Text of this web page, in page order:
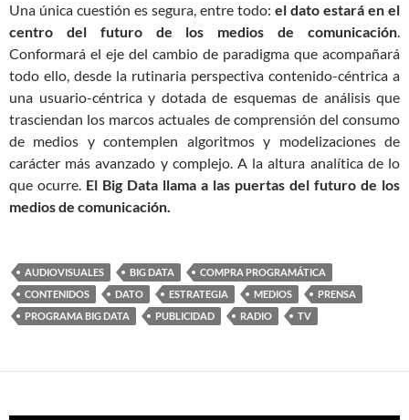
Una única cuestión es segura, entre todo: el dato estará en el
centro del futuro de los medios de comunicación.
Conformará el eje del cambio de paradigma que acompañará
todo ello, desde la rutinaria perspectiva contenido-céntrica a
una usuario-céntrica y dotada de esquemas de análisis que
trasciendan los marcos actuales de comprensión del consumo
de medios y contemplen algoritmos y modelizaciones de
carácter más avanzado y complejo. A la altura analítica de lo
que ocurre. El Big Data llama a las puertas del futuro de los
medios de comunicación.
AUDIOVISUALES BIG DATA
COMPRA PROGRAMÁTICA
CONTENIDOS
DATO ESTRATEGIA MEDIOS
PRENSA
PROGRAMA BIG DATA
PUBLICIDAD RADIO TV